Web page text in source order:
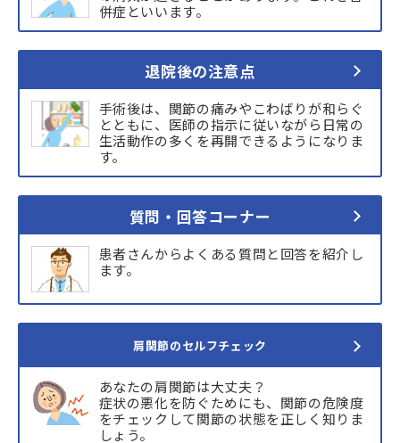
併症といいます。
退院後の注意点
手術後は、関節の痛みやこわばりが和らぐ
とともに、医師の指示に従いながら日常の
生活動作の多くを再開できるようになりま
す。
質問・回答コーナー
患者さんからよくある質問と回答を紹介し
ます。
肩関節のセルフチェック
あなたの肩関節は大丈夫？
症状の悪化を防ぐためにも、関節の危険度
をチェックして関節の状態を正しく知りま
しょう。